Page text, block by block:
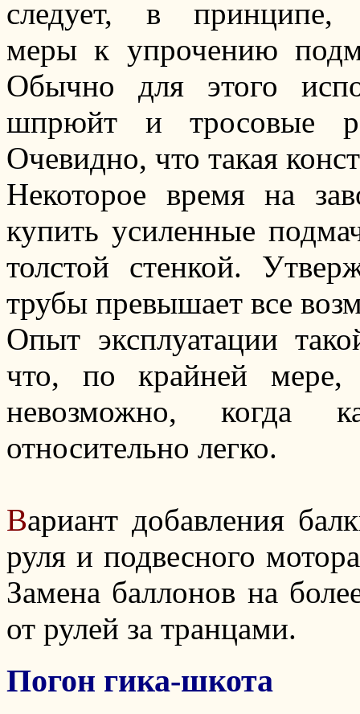
следует, в принципе,
меры к упрочению
Обычно для этого
шпрюйт и тросовые
Очевидно, что такая
Некоторое время на
купить усиленные
толстой стенкой.
трубы превышает все
Опыт эксплуатации
что, по крайней мере,
невозможно, когда
относительно легко.
Вариант добавления
руля и подвесного
Замена баллонов на
от рулей за транцами.
Погон гика-шкота